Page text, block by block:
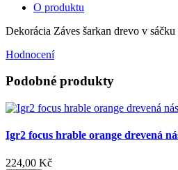
O produktu
Dekorácia Záves šarkan drevo v
Hodnocení
Podobné produkty
Igr2 focus hrable orange drevená
224,00 Kč